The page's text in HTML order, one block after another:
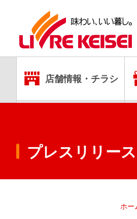
店舗情報・チラシ
プレスリリース
ホー